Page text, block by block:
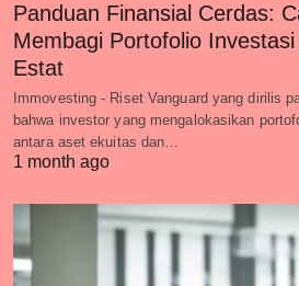
Panduan Finansial Cerdas:
Membagi Portofolio
Estat
Immovesting - Riset Vanguard yang dirilis
bahwa investor yang mengalokasikan
antara aset ekuitas dan…
1 month ago